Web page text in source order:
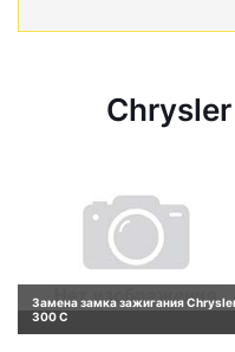
Замена замка зажигания
300 C